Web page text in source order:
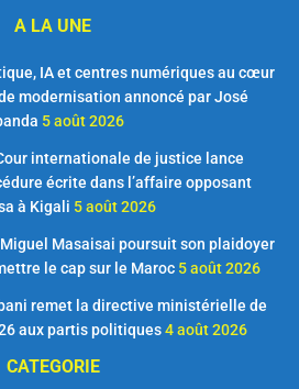
A LA UNE
IA et centres numériques au cœur
modernisation annoncé par José
5 août 2026
internationale de justice lance
écrite dans l’affaire opposant
à Kigali 5 août 2026
Miguel Masaisai poursuit son plaidoyer
le cap sur le Maroc 5 août 2026
remet la directive ministérielle de
aux partis politiques 4 août 2026
CATEGORIE